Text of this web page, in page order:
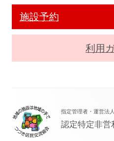
施設予約
利用
ッ
タ
指定管理者・運営法人
認定特定非営